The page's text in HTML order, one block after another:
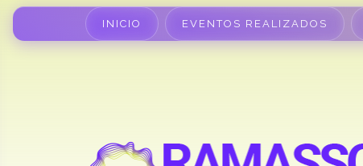
INICIO EVENTOS REALIZADOS